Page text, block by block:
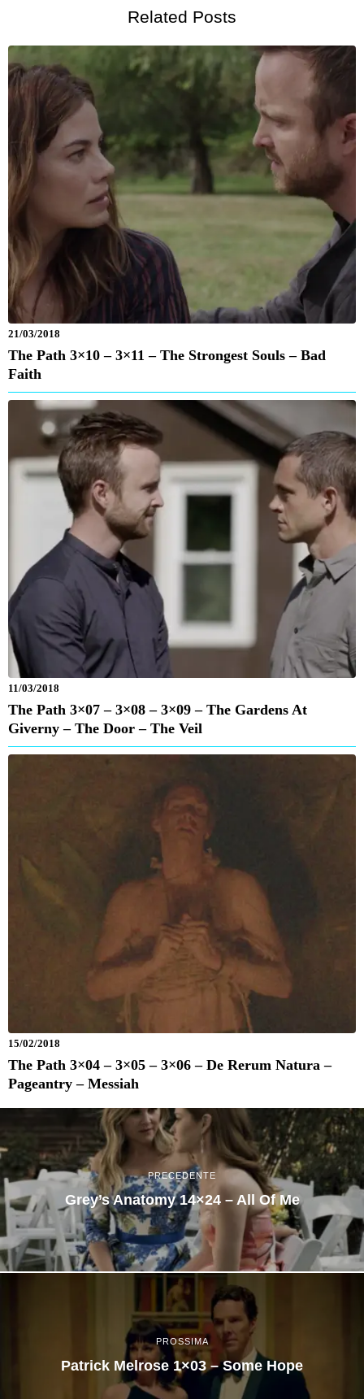
Related Posts
21/03/2018
The Path 3×10 – 3×11 – The Strongest Souls – Bad
Faith
11/03/2018
The Path 3×07 – 3×08 – 3×09 – The Gardens At
Giverny – The Door – The Veil
15/02/2018
The Path 3×04 – 3×05 – 3×06 – De Rerum Natura –
Pageantry – Messiah
PRECEDENTE
Grey’s Anatomy 14×24 – All Of Me
PROSSIMA
Patrick Melrose 1×03 – Some Hope